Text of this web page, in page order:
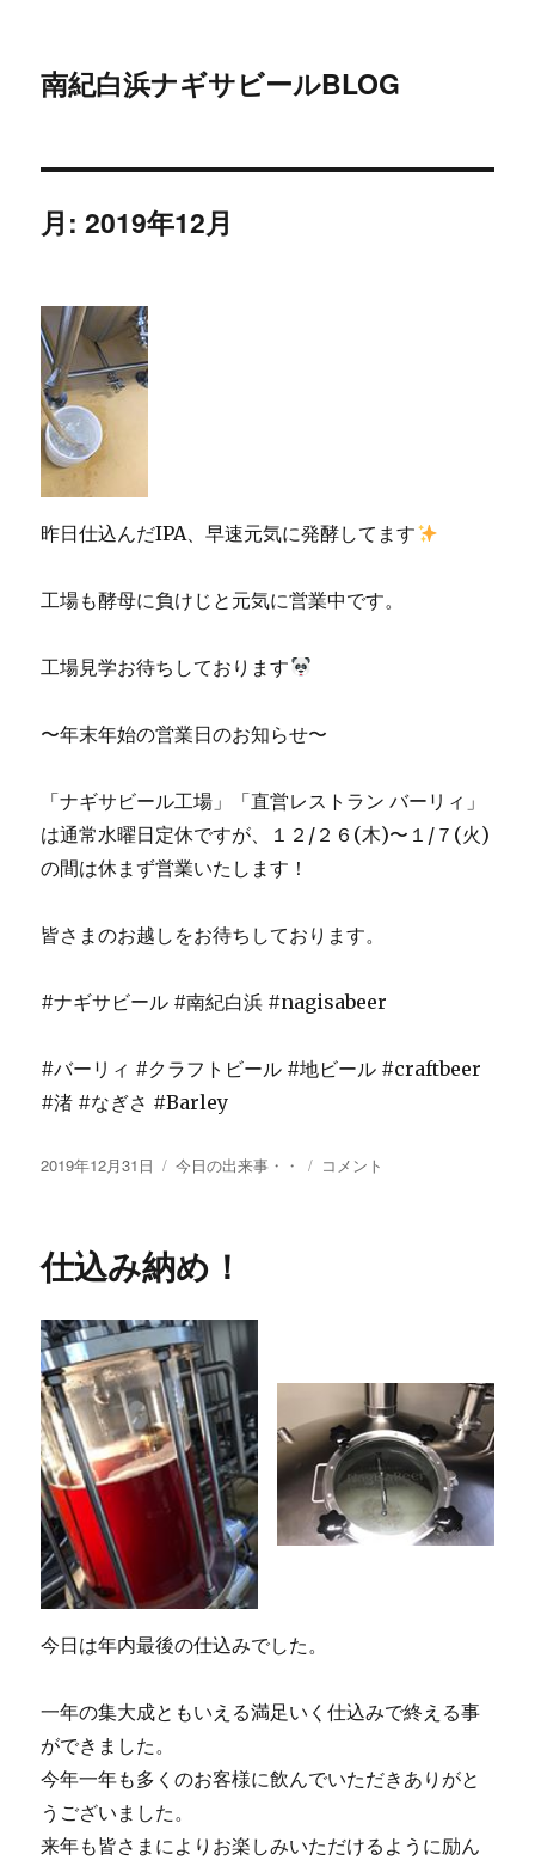
南紀白浜ナギサビールBLOG
月:2019年12月
昨日仕込んだIPA、早速元気に発酵してます
工場も酵母に負けじと元気に営業中です。
工場見学お待ちしております
〜年末年始の営業日のお知らせ〜
「ナギサビール工場」「直営レストラン バーリィ」
は通常水曜日定休ですが、１２/２６(木)〜１/７(火)
の間は休まず営業いたします！
皆さまのお越しをお待ちしております。
#ナギサビール #南紀白浜 #nagisabeer
#バーリィ #クラフトビール #地ビール #craftbeer
#渚 #なぎさ #Barley
投
2019年12月31日
カ
ー
今日の出来事・・ に
コメント
仕込み納め！
今日は年内最後の仕込みでした。
一年の集大成ともいえる満足いく仕込みで終える事
ができました。
今年一年も多くのお客様に飲んでいただきありがと
うございました。
来年も皆さまによりお楽しみいただけるように励ん